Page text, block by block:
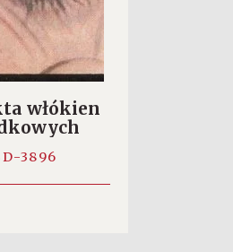
włókien
3896